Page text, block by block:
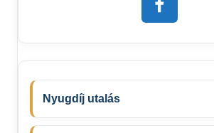
Nyugdíj utalás